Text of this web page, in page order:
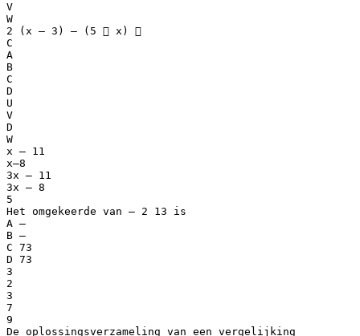
V
W
2 (x – 3) – (5  x) 
C
A
B
C
D
U
V
D
W
x – 11
x–8
3x – 11
3x – 8
5
Het omgekeerde van – 2 13 is
A –
B –
C 73
D 73
3
2
3
7
9
De oplossingsverzameling van een vergelijking